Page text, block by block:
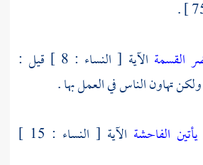
القسمة
الآية [ النساء : 8 ] قيل :
تهاون الناس في العمل بها .
يأتين الفاحشة
الآية [ النساء : 15 ]